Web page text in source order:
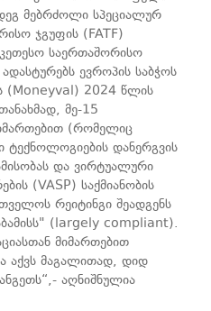
მებრძოლი სპეციალურ
ჯგუფის (FATF)
საერთაშორისო
ევროპის საბჭოს
(Moneyval) 2024 წლის
მე-15
(რომელიც
ტექნოლოგიების დანერგვის
და ვირტუალური
(VASP) საქმიანობის
რეიტინგი შეადგენს
(largely compliant).
მიმართებით
აქვს მაგალითად, დიდ
აღნიშნულია